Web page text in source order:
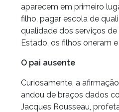
aparecem em primeiro
filho, pagar escola de
qualidade dos serviços
Estado, os filhos oneram
O pai ausente
Curiosamente, a
andou de braços dados
Jacques Rousseau,